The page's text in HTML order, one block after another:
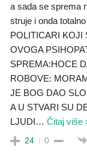
a sada se sprema
struje i onda
POLITICARI KOJI
OVOGA
SPREMA:HOCE
ROBOVE:
JE BOG DAO
A U STVARI SU
LJUDI… Čitaj više
24 0